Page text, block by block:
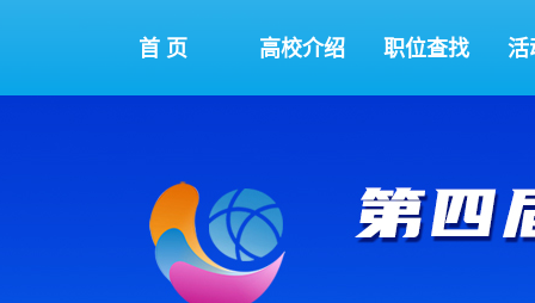
首 页 高校介绍 职位查找 活